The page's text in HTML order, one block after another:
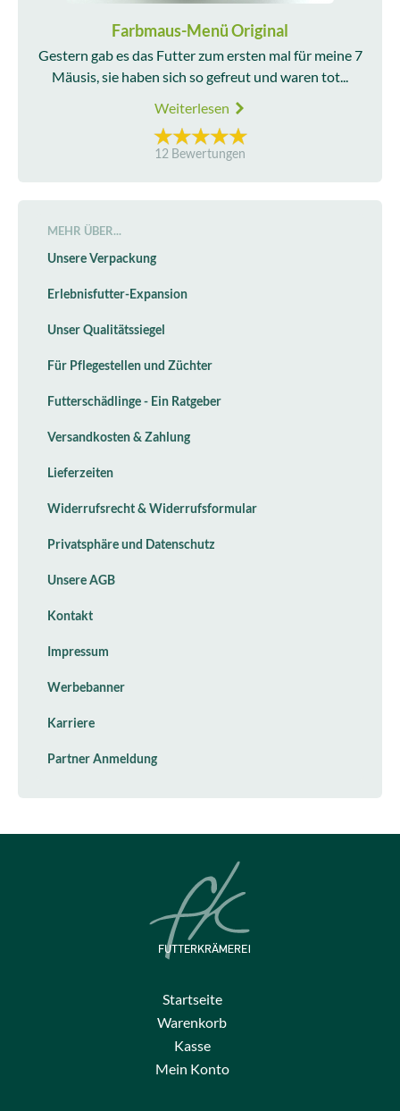
Farbmaus-Menü Original
Gestern gab es das Futter zum ersten mal für meine 7
Mäusis, sie haben sich so gefreut und waren tot...
Weiterlesen
12 Bewertungen
MEHR ÜBER...
Unsere Verpackung
Erlebnisfutter-Expansion
Unser Qualitätssiegel
Für Pflegestellen und Züchter
Futterschädlinge - Ein Ratgeber
Versandkosten & Zahlung
Lieferzeiten
Widerrufsrecht & Widerrufsformular
Privatsphäre und Datenschutz
Unsere AGB
Kontakt
Impressum
Werbebanner
Karriere
Partner Anmeldung
Startseite
Warenkorb
Kasse
Mein Konto